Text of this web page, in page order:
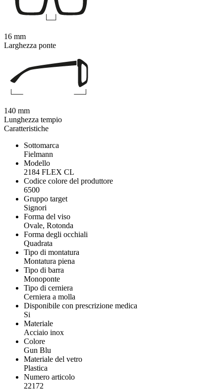
Caratteristiche
Sottomarca
Fielmann
Modello
2184 FLEX CL
Codice colore del produttore
6500
Gruppo target
Signori
Forma del viso
Ovale, Rotonda
Forma degli occhiali
Quadrata
Tipo di montatura
Montatura piena
Tipo di barra
Monoponte
Tipo di cerniera
Cerniera a molla
Disponibile con prescrizione medica
Si
Materiale
Acciaio inox
Colore
Gun Blu
Materiale del vetro
Plastica
Numero articolo
22172
16 mm
Larghezza ponte
140 mm
Lunghezza tempio